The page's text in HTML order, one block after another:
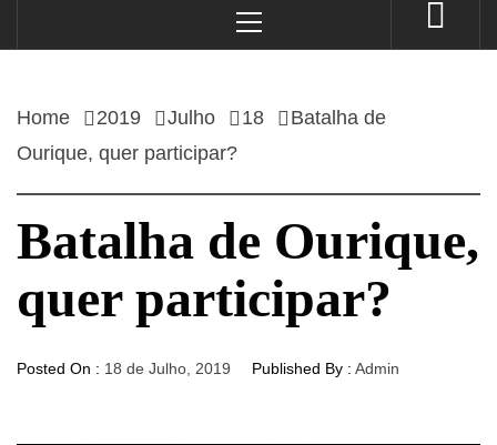
Menu
Home 2019 Julho 18
Batalha de
Ourique, quer participar?
Batalha de Ourique,
quer participar?
Posted On : 18 de Julho, 2019 Published By : Admin